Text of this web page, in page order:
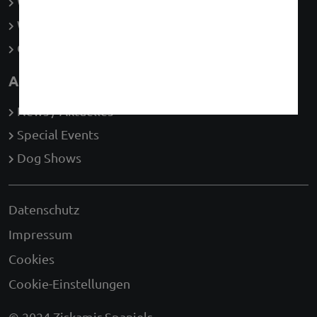
Wurfplanung
Galerie
Aktuelles
News / Aktuelles
Special Events
Dog Shows
Datenschutz
Impressum
Cookies
Cookie-Einstellungen